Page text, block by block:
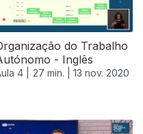
do Trabalho
- Inglês
4 | 27 min. | 13 nov. 2020